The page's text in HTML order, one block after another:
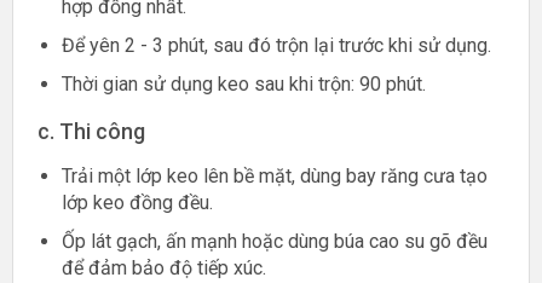
hợp đồng nhất.
Để yên 2 - 3 phút, sau đó trộn lại trước khi sử dụng.
Thời gian sử dụng keo sau khi trộn: 90 phút.
c. Thi công
Trải một lớp keo lên bề mặt, dùng bay răng cưa tạo
lớp keo đồng đều.
Ốp lát gạch, ấn mạnh hoặc dùng búa cao su gõ đều
để đảm bảo độ tiếp xúc.